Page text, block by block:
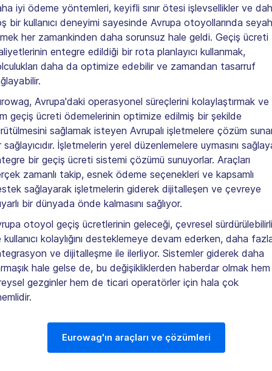
iyi ödeme yöntemleri, keyifli sınır ötesi işlevsellikler ve
bir kullanıcı deneyimi sayesinde Avrupa otoyollarında
her zamankinden daha sorunsuz hale geldi. Geçiş ücreti
entegre edildiği bir rota planlayıcı kullanmak,
daha da optimize edebilir ve zamandan tasarruf
Avrupa'daki operasyonel süreçlerini kolaylaştırmak ve
geçiş ücreti ödemelerinin optimize edilmiş bir şekilde
sağlamak isteyen Avrupalı işletmelere çözüm
sağlayıcıdır. İşletmelerin yerel düzenlemelere uymasını
bir geçiş ücreti sistemi çözümü sunuyorlar. Araçları
zamanlı takip, esnek ödeme seçenekleri ve kapsamlı
sağlayarak işletmelerin giderek dijitalleşen ve çevreye
bir dünyada önde kalmasını sağlıyor.
otoyol geçiş ücretlerinin geleceği, çevresel
kullanıcı kolaylığını desteklemeye devam ederken, daha
ve dijitalleşme ile ilerliyor. Sistemler giderek daha
hale gelse de, bu değişikliklerden haberdar olmak hem
gezginler hem de ticari operatörler için hala çok
Eurowag'ın araçları ve çözümleri